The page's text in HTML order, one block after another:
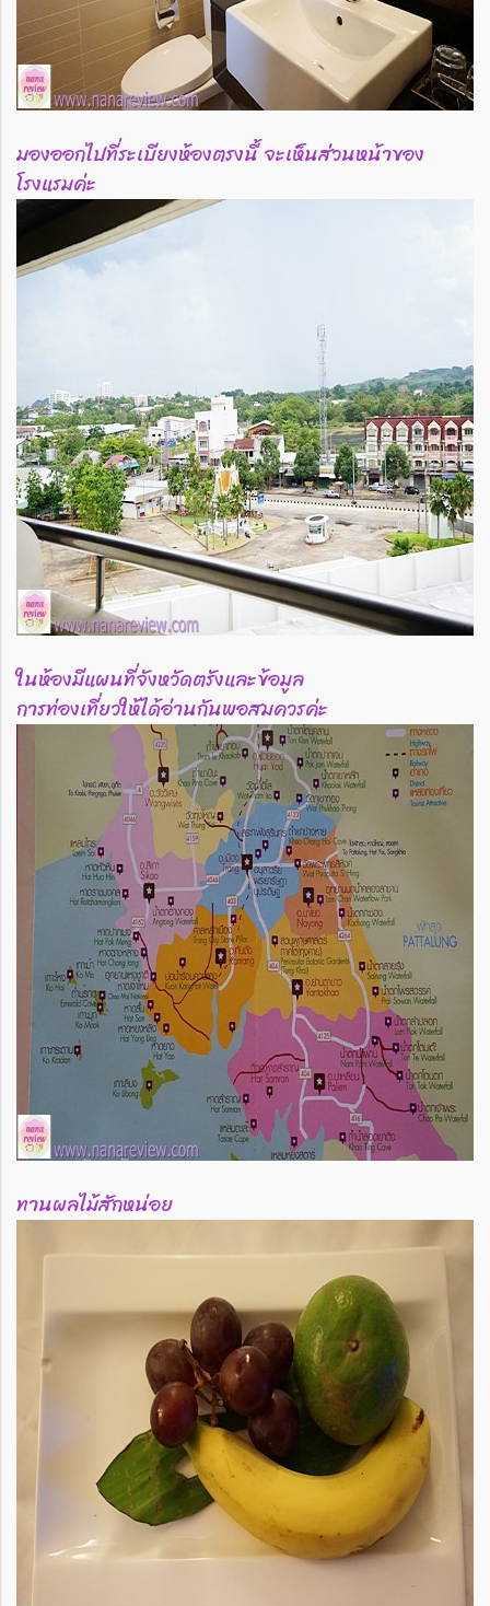
มองออกไปที่ระเบียงห้องตรงนี้ จะเห็นส่วนหน้าของ
โรงแรมค่ะ
ในห้องมีแผนที่จังหวัดตรังและข้อมูล
การท่องเที่ยวให้ได้อ่านกันพอสมควรค่ะ
ทานผลไม้สักหน่อย